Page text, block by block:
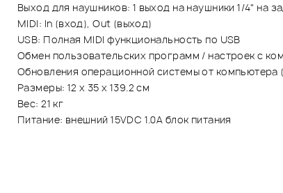
Выход для наушников: 1 выход на наушники 1/4" на
MIDI: In (вход), Out (выход)
USB: Полная MIDI функциональность по USB
Обмен пользовательских программ / настроек с
Обновления операционной системы от компьютера
Размеры: 12 х 35 х 139.2 см
Вес: 21 кг
Питание: внешний 15VDC 1.0A блок питания